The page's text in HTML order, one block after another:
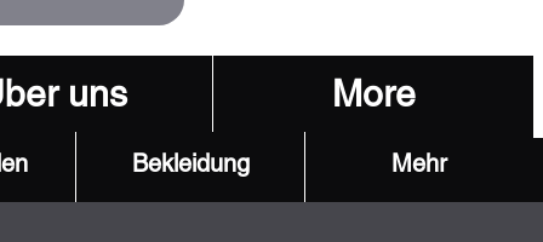
uns More
Bekleidung Mehr